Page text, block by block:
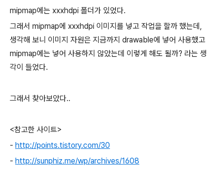
mipmap에는 xxxhdpi 폴더가 있었다.
그래서 mipmap에 xxxhdpi 이미지를 넣고 작업을 할까 했는데,
생각해 보니 이미지 자원은 지금까지 drawable에 넣어 사용했고
mipmap에는 넣어 사용하지 않았는데 이렇게 해도 될까? 라는 생
각이 들었다.
그래서 찾아보았다..
<참고한 사이트>
- http://points.tistory.com/30
- http://sunphiz.me/wp/archives/1608